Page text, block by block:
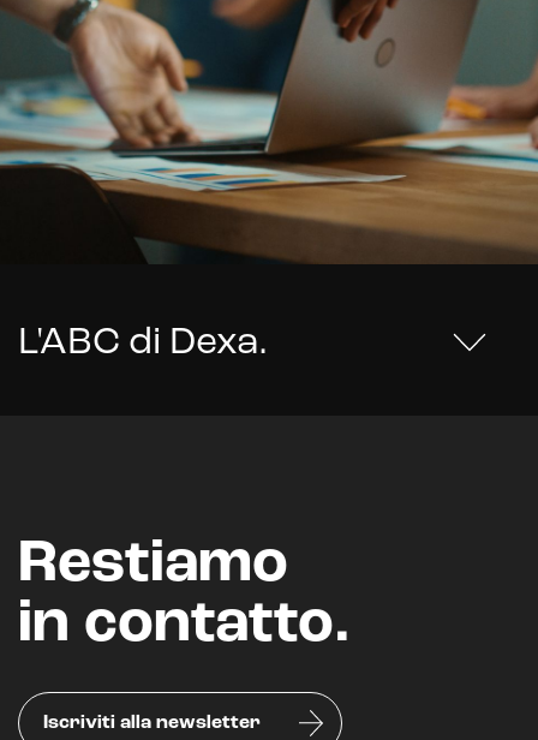
L'ABC di Dexa.
Restiamo
in contatto.
Iscriviti alla newsletter